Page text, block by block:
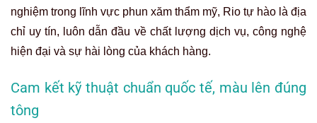
nghiệm trong lĩnh vực phun xăm thẩm mỹ, Rio tự hào là địa
chỉ uy tín, luôn dẫn đầu về chất lượng dịch vụ, công nghệ
hiện đại và sự hài lòng của khách hàng.
Cam kết kỹ thuật chuẩn quốc tế, màu lên đúng
tông